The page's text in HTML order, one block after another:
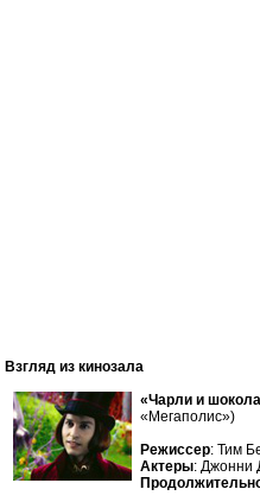
Взгляд из кинозала
«Чарли и
«Мегаполис»)
Режиссер: Тим
Актеры: Джонни